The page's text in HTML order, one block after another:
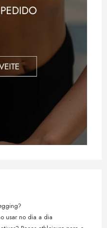
usar no dia a dia